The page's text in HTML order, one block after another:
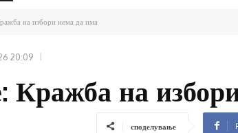
на избори нема да има
20:09
Кражба на
споделување